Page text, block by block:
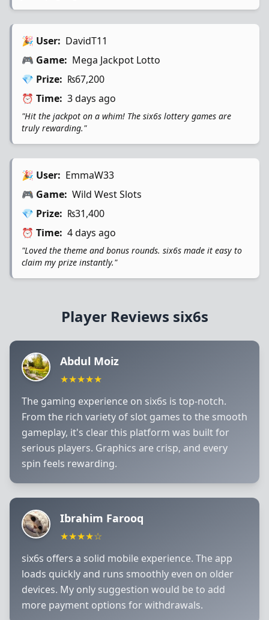
🎉 User: DavidT11
🎮 Game: Mega Jackpot Lotto
💎 Prize: ₨67,200
⏰ Time: 3 days ago
"Hit the jackpot on a whim! The six6s lottery games are
truly rewarding."
🎉 User: EmmaW33
🎮 Game: Wild West Slots
💎 Prize: ₨31,400
⏰ Time: 4 days ago
"Loved the theme and bonus rounds. six6s made it easy to
claim my prize instantly."
Player Reviews six6s
Abdul Moiz
★★★★★
The gaming experience on six6s is top-notch.
From the rich variety of slot games to the smooth
gameplay, it's clear this platform was built for
serious players. Graphics are crisp, and every
spin feels rewarding.
Ibrahim Farooq
★★★★☆
six6s offers a solid mobile experience. The app
loads quickly and runs smoothly even on older
devices. My only suggestion would be to add
more payment options for withdrawals.